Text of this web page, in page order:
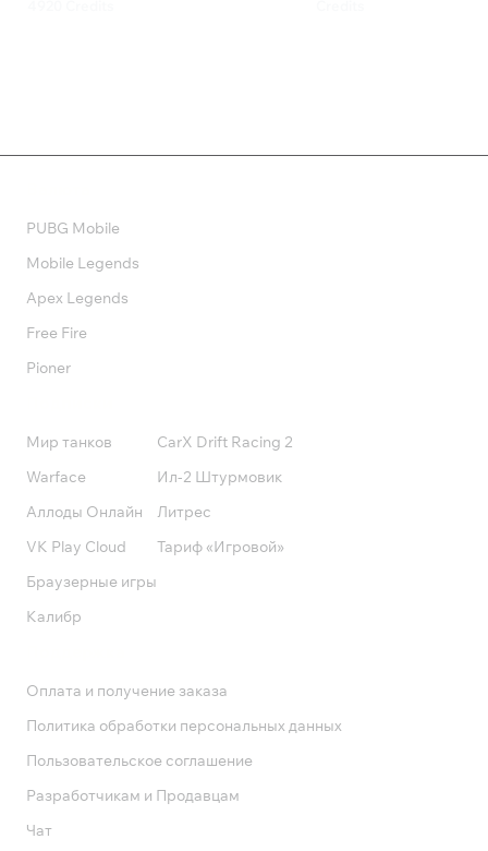
PUBG Mobile
Mobile Legends
Apex Legends
Free Fire
Pioner
Мир танков
Warface
Аллоды Онлайн
VK Play Cloud
Браузерные игры
Калибр
CarX Drift Racing 2
Ил-2 Штурмовик
Литрес
Тариф «Игровой»
Оплата и получение заказа
Политика обработки персональных данных
Пользовательское соглашение
Разработчикам и Продавцам
Чат